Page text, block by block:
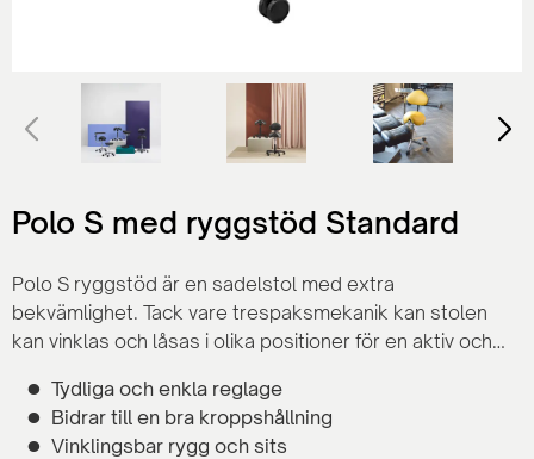
Polo S med ryggstöd Standard
Polo S ryggstöd är en sadelstol med extra
bekvämlighet. Tack vare trespaksmekanik kan stolen
kan vinklas och låsas i olika positioner för en aktiv och
Tydliga och enkla reglage
Bidrar till en bra kroppshållning
Vinklingsbar rygg och sits